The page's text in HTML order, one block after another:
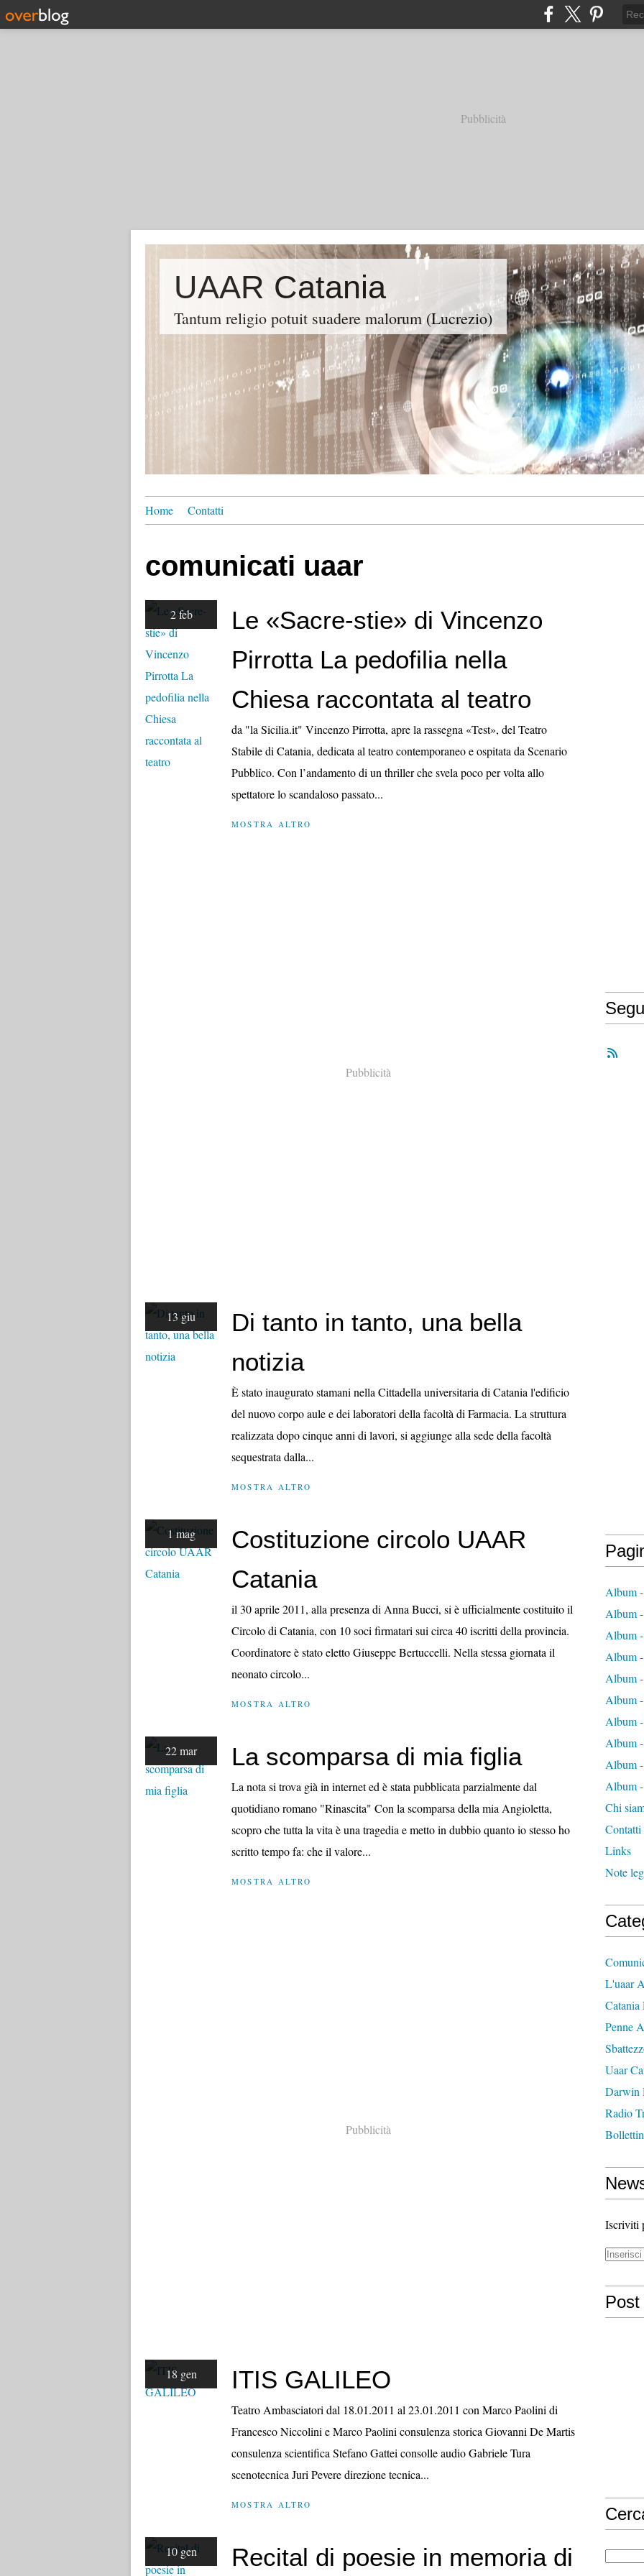
Pubblicità
UAAR Catania
Tantum religio potuit suadere malorum (Lucrezio)
Home Contatti
comunicati uaar
2 feb
Le «Sacre-stie» di Vincenzo
Pirrotta La pedofilia nella
Chiesa raccontata al teatro
da "la Sicilia.it" Vincenzo Pirrotta, apre la rassegna «Test», del Teatro
Stabile di Catania, dedicata al teatro contemporaneo e ospitata da Scenario
Pubblico. Con l’andamento di un thriller che svela poco per volta allo
spettatore lo scandaloso passato...
MOSTRA ALTRO
Pubblicità
13 giu
Di tanto in tanto, una bella
notizia
È stato inaugurato stamani nella Cittadella universitaria di Catania l'edificio
del nuovo corpo aule e dei laboratori della facoltà di Farmacia. La struttura
realizzata dopo cinque anni di lavori, si aggiunge alla sede della facoltà
sequestrata dalla...
MOSTRA ALTRO
1 mag
Costituzione circolo UAAR
Catania
il 30 aprile 2011, alla presenza di Anna Bucci, si è ufficialmente costituito il
Circolo di Catania, con 10 soci firmatari sui circa 40 iscritti della provincia.
Coordinatore è stato eletto Giuseppe Bertuccelli. Nella stessa giornata il
neonato circolo...
MOSTRA ALTRO
22 mar La scomparsa di mia figlia
La nota si trova già in internet ed è stata pubblicata parzialmente dal
quotidiano romano "Rinascita" Con la scomparsa della mia Angioletta,
scopro che tutta la vita è una tragedia e metto in dubbio quanto io stesso ho
scritto tempo fa: che il valore...
MOSTRA ALTRO
Pubblicità
18 gen ITIS GALILEO
Teatro Ambasciatori dal 18.01.2011 al 23.01.2011 con Marco Paolini di
Francesco Niccolini e Marco Paolini consulenza storica Giovanni De Martis
consulenza scientifica Stefano Gattei consolle audio Gabriele Tura
scenotecnica Juri Pevere direzione tecnica...
MOSTRA ALTRO
10 gen Recital di poesie in memoria di
Album
Album
Album
Album
Album
Album
Album
Album
Album
Album
Chi
Contatti
Links
Note
L'uaar
Catania
Penne
Uaar
Darwin
Radio
Iscriviti